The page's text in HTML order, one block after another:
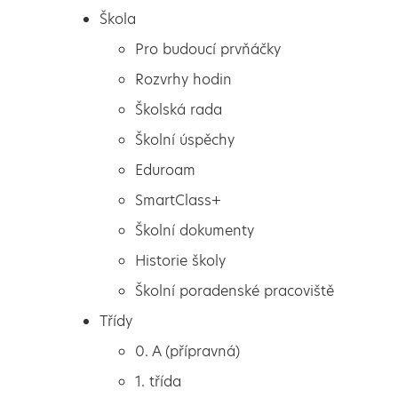
Pro budoucí prvňáčky
Rozvrhy hodin
Školská rada
Škola
Pro budoucí prvňáčky
Rozvrhy hodin
Školská rada
Školní úspěchy
Eduroam
SmartClass+
Školní dokumenty
Historie školy
Školní poradenské pracoviště
Třídy
0. A (přípravná)
1. třída
Výstava VZDĚLÁVÁNÍ